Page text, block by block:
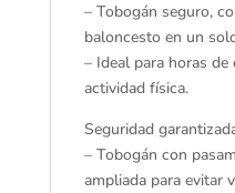
– Tobogán seguro,
baloncesto en un
– Ideal para horas
actividad física.
Seguridad
– Tobogán con
ampliada para evitar